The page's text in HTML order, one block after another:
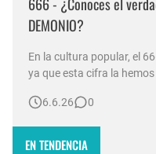
DEMONIO?
En la cultura popular, el
ya que esta cifra la
dónde vino? ¿Por qué
6.6.26 0
EN TENDENCIA